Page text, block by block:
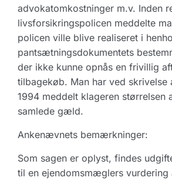
advokatomkostninger m.v. Inden
livsforsikringspolicen meddelte
policen ville blive realiseret i
pantsætningsdokumentets
der ikke kunne opnås en frivillig
tilbagekøb. Man har ved skrivelse
1994 meddelt klageren størrelsen
samlede gæld.
Ankenævnets bemærkninger:
Som sagen er oplyst, findes
til en ejendomsmæglers vurdering